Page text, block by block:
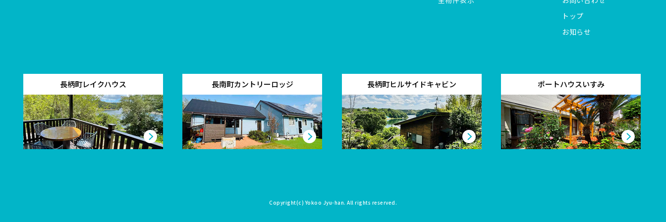
トップ
お知らせ
長柄町レイクハウス 長南町カントリーロッジ 長柄町ヒルサイドキャビン ポートハウスいすみ
Copyright(c)Yokoo Jyu-han. All rights reserved.